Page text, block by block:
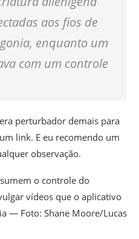
aos fios de
enquanto um
com um controle
perturbador demais para
link. E eu recomendo um
observação.
o controle do
vídeos que o aplicativo
— Foto: Shane Moore/Lucas